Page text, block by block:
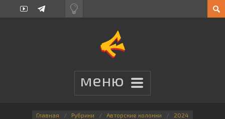
Главная Рубрики Авторские колонки
2024